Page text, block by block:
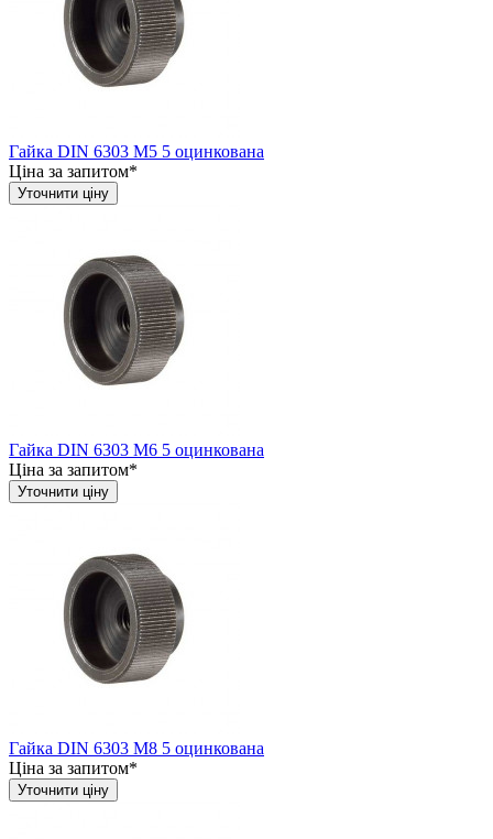
Гайка DIN 6303 М5 5 оцинкована
Ціна за запитом*
Уточнити ціну
Гайка DIN 6303 М6 5 оцинкована
Ціна за запитом*
Уточнити ціну
Гайка DIN 6303 М8 5 оцинкована
Ціна за запитом*
Уточнити ціну